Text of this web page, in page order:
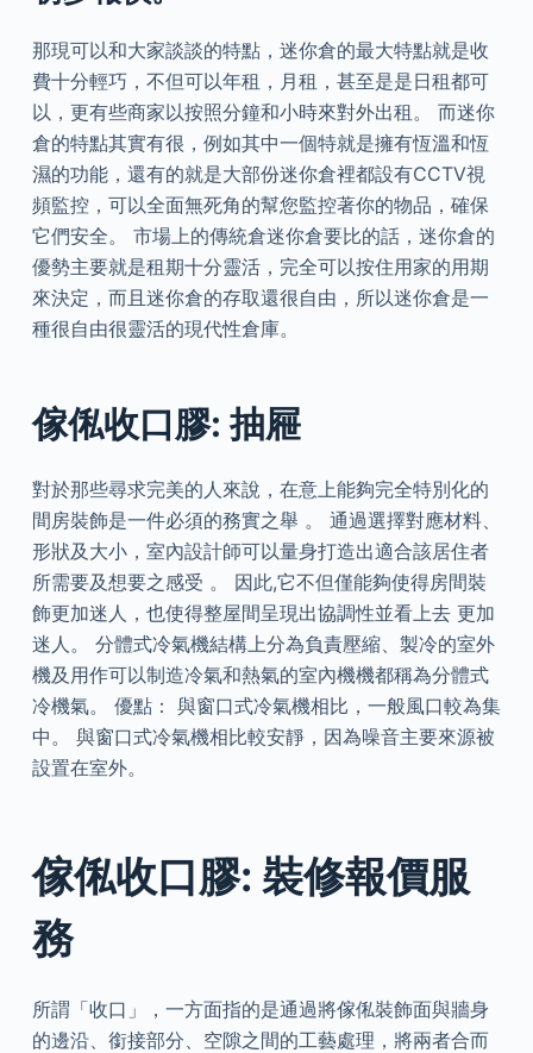
那現可以和大家談談的特點，迷你倉的最大特點就是收
費十分輕巧，不但可以年租，月租，甚至是是日租都可
以，更有些商家以按照分鐘和小時來對外出租。 而迷你
倉的特點其實有很，例如其中一個特就是擁有恆溫和恆
濕的功能，還有的就是大部份迷你倉裡都設有CCTV視
頻監控，可以全面無死角的幫您監控著你的物品，確保
它們安全。 市場上的傳統倉迷你倉要比的話，迷你倉的
優勢主要就是租期十分靈活，完全可以按住用家的用期
來決定，而且迷你倉的存取還很自由，所以迷你倉是一
種很自由很靈活的現代性倉庫。
傢俬收口膠: 抽屜
對於那些尋求完美的人來說，在意上能夠完全特別化的
間房裝飾是一件必須的務實之舉 。 通過選擇對應材料、
形狀及大小，室內設計師可以量身打造出適合該居住者
所需要及想要之感受 。 因此,它不但僅能夠使得房間裝
飾更加迷人，也使得整屋間呈現出協調性並看上去 更加
迷人。 分體式冷氣機結構上分為負責壓縮、製冷的室外
機及用作可以制造冷氣和熱氣的室內機機都稱為分體式
冷機氣。 優點： 與窗口式冷氣機相比，一般風口較為集
中。 與窗口式冷氣機相比較安靜，因為噪音主要來源被
設置在室外。
傢俬收口膠: 裝修報價服
務
所謂「收口」，一方面指的是通過將傢俬裝飾面與牆身
的邊沿、銜接部分、空隙之間的工藝處理，將兩者合而